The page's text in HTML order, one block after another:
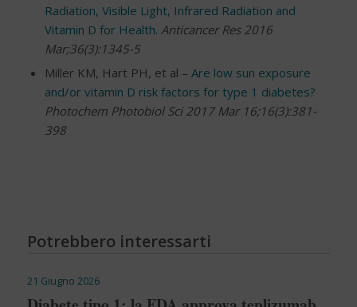
Radiation, Visible Light, Infrared Radiation and
Vitamin D for Health. Anticancer Res 2016
Mar;36(3):1345-5
Miller KM, Hart PH, et al – Are low sun exposure
and/or vitamin D risk factors for type 1 diabetes?
Photochem Photobiol Sci 2017 Mar 16;16(3):381-
398
Potrebbero interessarti
21 Giugno 2026